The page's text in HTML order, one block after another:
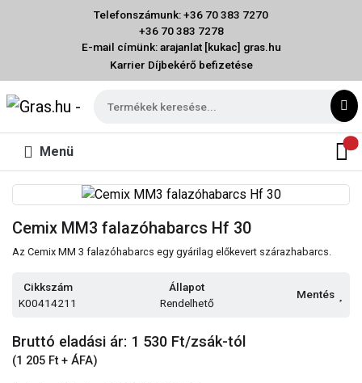
Telefonszámunk: +36 70 383 7270
+36 70 383 7278
E-mail címünk: arajanlat [kukac] gras.hu
Karrier Díjbekérő befizetése
Menü
Cemix MM3 falazóhabarcs Hf 30
Az Cemix MM 3 falazóhabarcs egy gyárilag előkevert szárazhabarcs.
Cikkszám
K00414211
Állapot
Rendelhető
Mentés
Bruttó eladási ár: 1 530 Ft/zsák-tól
(1 205 Ft + ÁFA)